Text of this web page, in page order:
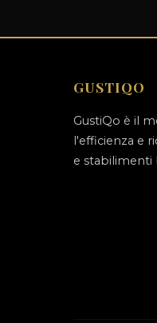
GUSTIQO
GustiQo è il
l'efficienza e
e stabilimenti